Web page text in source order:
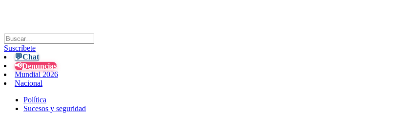
Suscríbete
💬Chat
📢Denuncias
Mundial 2026
Nacional
Política
Sucesos y seguridad